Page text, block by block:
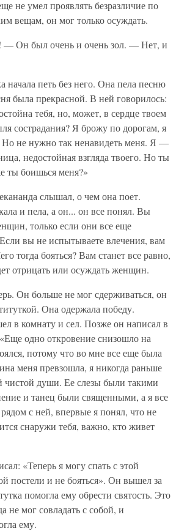
не умел проявлять безразличие по
вещам, он мог только осуждать.
— Он был очень и очень зол. — Нет, и
начала петь без него. Она пела песню
была прекрасной. В ней говорилось:
тебя, но, может, в сердце твоем
сострадания? Я брожу по дорогам, я
Но не нужно так ненавидеть меня. Я —
недостойная взгляда твоего. Но ты
ты боишься меня?»
слышал, о чем она поет.
и пела, а он... он все понял. Вы
только если они все еще
вы не испытываете влечения, вам
тогда бояться? Вам станет все равно,
отрицать или осуждать женщин.
Он больше не мог сдерживаться, он
Она одержала победу.
в комнату и сел. Позже он написал в
одно откровение снизошло на
потому что во мне все еще была
меня превзошла, я никогда раньше
чистой души. Ее слезы были такими
и танец были священными, а я все
с ней, впервые я понял, что не
снаружи тебя, важно, кто живет
«Теперь я могу спать с этой
постели и не бояться». Он вышел за
помогла ему обрести святость. Это
не мог совладать с собой, и
ему.